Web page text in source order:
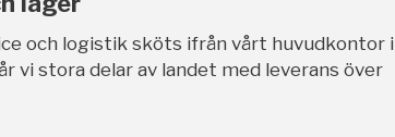
och logistik sköts ifrån vårt huvudkontor i
vi stora delar av landet med leverans över